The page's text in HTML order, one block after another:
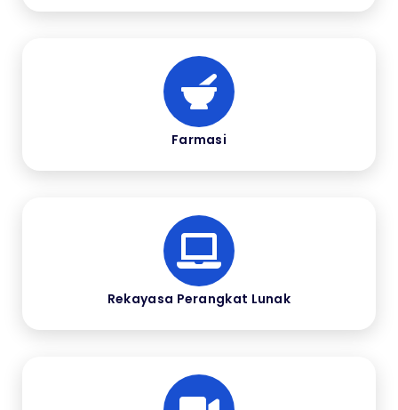
Farmasi
Rekayasa Perangkat Lunak